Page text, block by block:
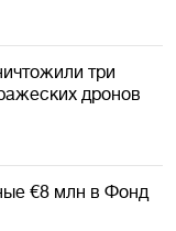
три
дронов
€8 млн в Фонд